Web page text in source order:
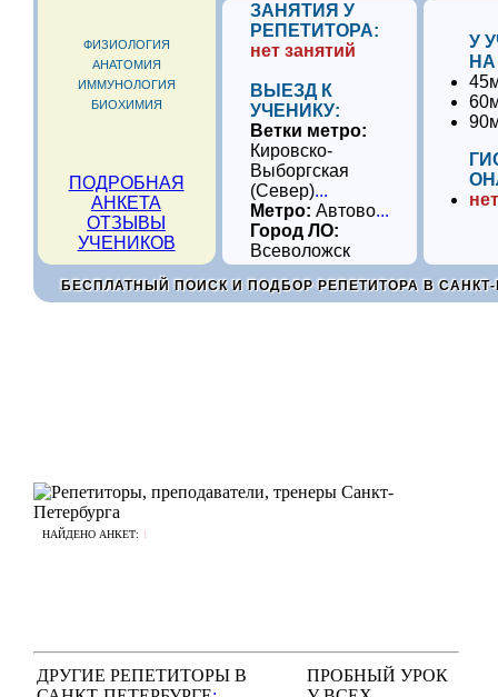
ФИЗИОЛОГИЯ
АНАТОМИЯ
ИММУНОЛОГИЯ
БИОХИМИЯ
ПОДРОБНАЯ
АНКЕТА
ОТЗЫВЫ
УЧЕНИКОВ
ЗАНЯТИЯ У
РЕПЕТИТОРА:
нет занятий
ВЫЕЗД К
УЧЕНИКУ:
Ветки метро:
Кировско-
Выборгская
(Север)...
Метро: Автово...
Город ЛО:
Всеволожск
У
БЕСПЛАТНЫЙ ПОИСК И ПОДБОР РЕПЕТИТОРА В САНКТ-
НАЙДЕНО АНКЕТ: 1
ДРУГИЕ РЕПЕТИТОРЫ В
ПРОБНЫЙ УРОК